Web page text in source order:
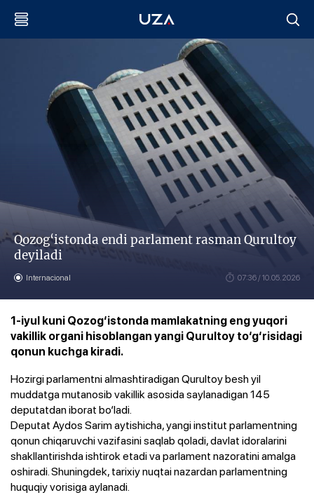
Qozog‘istonda endi parlament rasman Qurultoy
deyiladi
Internacional 07:36 / 10.05.2026
1-iyul kuni Qozog‘istonda mamlakatning eng yuqori
vakillik organi hisoblangan yangi Qurultoy to‘g‘risidagi
qonun kuchga kiradi.
Hozirgi parlamentni almashtiradigan Qurultoy besh yil
muddatga mutanosib vakillik asosida saylanadigan 145
deputatdan iborat bo‘ladi.
Deputat Aydos Sarim aytishicha, yangi institut parlamentning
qonun chiqaruvchi vazifasini saqlab qoladi, davlat idoralarini
shakllantirishda ishtirok etadi va parlament nazoratini amalga
oshiradi. Shuningdek, tarixiy nuqtai nazardan parlamentning
huquqiy vorisiga aylanadi.